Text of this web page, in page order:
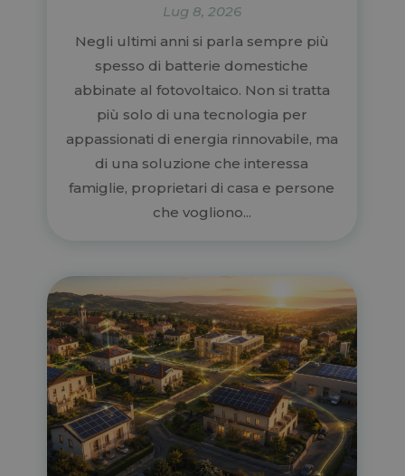
Lug 8, 2026
Negli ultimi anni si parla sempre più
spesso di batterie domestiche
abbinate al fotovoltaico. Non si tratta
più solo di una tecnologia per
appassionati di energia rinnovabile, ma
di una soluzione che interessa
famiglie, proprietari di casa e persone
che vogliono...